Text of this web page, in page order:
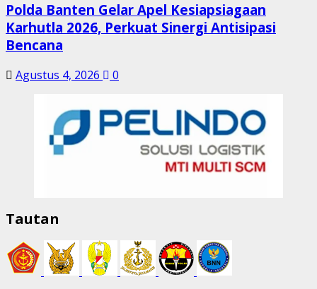
Polda Banten Gelar Apel Kesiapsiagaan
Karhutla 2026, Perkuat Sinergi Antisipasi
Bencana
Agustus 4, 2026 0
Tautan